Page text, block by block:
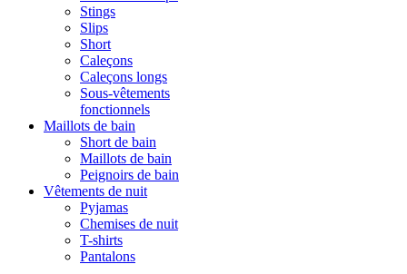
Stings
Slips
Short
Caleçons
Caleçons longs
Sous-vêtements
fonctionnels
Maillots de bain
Short de bain
Maillots de bain
Peignoirs de bain
Vêtements de nuit
Pyjamas
Chemises de nuit
T-shirts
Pantalons